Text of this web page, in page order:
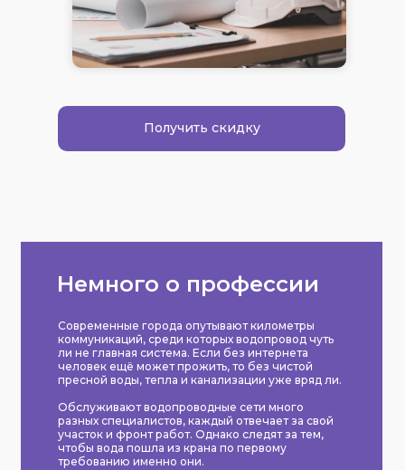
Получить скидку
Немного о профессии
Современные города опутывают километры
коммуникаций, среди которых водопровод чуть
ли не главная система. Если без интернета
человек ещё может прожить, то без чистой
пресной воды, тепла и канализации уже вряд ли.
Обслуживают водопроводные сети много
разных специалистов, каждый отвечает за свой
участок и фронт работ. Однако следят за тем,
чтобы вода пошла из крана по первому
требованию именно они.